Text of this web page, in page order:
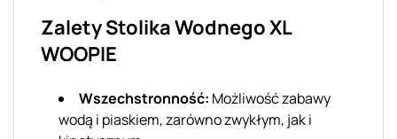
Zalety Stolika Wodnego XL
WOOPIE
Wszechstronność: Możliwość zabawy
wodą i piaskiem, zarówno zwykłym, jak i